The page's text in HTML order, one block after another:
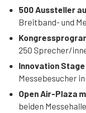
500 Aussteller
Breitband- und
250 Sprecher/
Innovation Stage
Messebesucher
Open Air-Plaza
beiden